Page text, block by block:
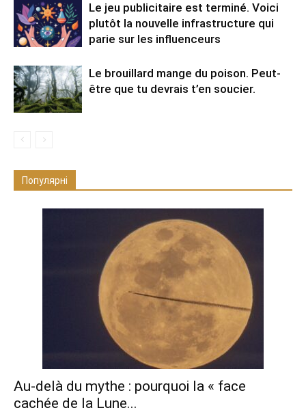
Le jeu publicitaire est terminé. Voici
plutôt la nouvelle infrastructure qui
parie sur les influenceurs
Le brouillard mange du poison. Peut-
être que tu devrais t’en soucier.
Популярні
Au-delà du mythe : pourquoi la « face
cachée de la Lune...